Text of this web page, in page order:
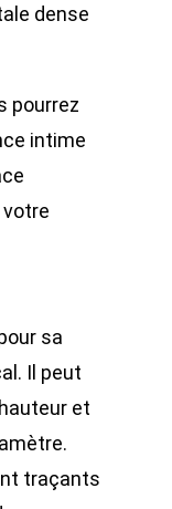
dense
pourrez
intime
sa
Il peut
et
traçants